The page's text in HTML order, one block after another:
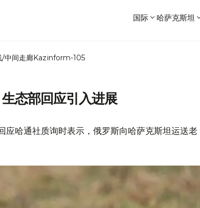
国际 哈萨克斯坦
/中间走廊Kazinform-105
态部回应引入进展
应哈通社质询时表示，俄罗斯向哈萨克斯坦运送老